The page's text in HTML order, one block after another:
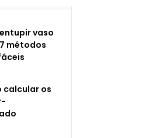
vaso
métodos
calcular os